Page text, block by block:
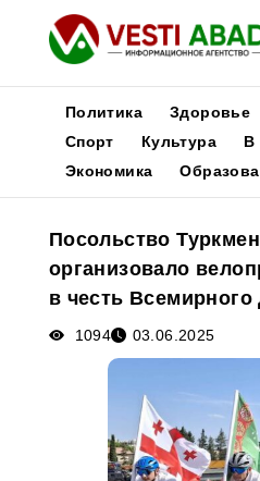
Новости
Медиа
Афиша
Политика Здоровье
Спорт
Культура В
Экономика
Посольство
организовало
в честь
1094 03.06.2025